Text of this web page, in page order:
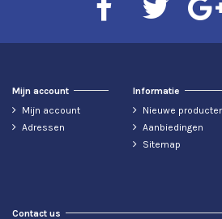
Mijn account
Mijn account
Adressen
Informatie
Nieuwe
Aanbiedingen
Sitemap
Contact us